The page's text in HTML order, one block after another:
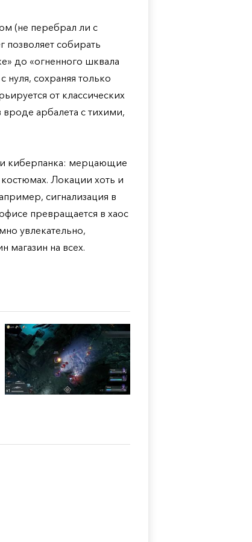
(не перебрал ли с
собирать
до «огненного шквала
сохраняя только
от классических
арбалета с тихими,
киберпанка: мерцающие
Локации хоть и
сигнализация в
превращается в хаос
увлекательно,
магазин на всех.